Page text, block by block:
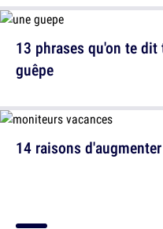
13 phrases qu'on te
guêpe
14 raisons